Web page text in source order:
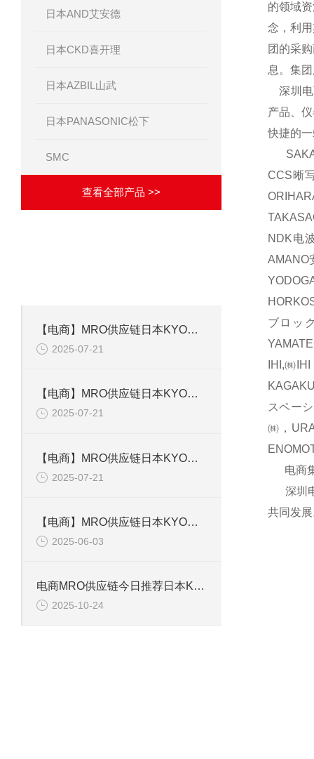
日本AND艾安德
日本CKD喜开理
日本AZBIL山武
日本PANASONIC松下
SMC
查看全部产品 >>
【电商】MRO供应链日本KYOWA共和 应变片 KFGS-1-350-C1-23L5M3R
2025-07-21
【电商】MRO供应链日本KYOWA共和 应变片 KFGS-1-120-D16-11L5M3S
2025-07-21
【电商】MRO供应链日本KYOWA共和 通用箔式应变片KFGS-2-350-D1-23
2025-07-21
【电商】MRO供应链日本KYOWA共和 小型通用显示器WGI-400A-00E
2025-06-03
电商MRO供应链今日推荐日本KYOWA共和电业应变片KFGS-1-120-D17-11 L3M2S
2025-10-24
的领域
念，利
团的采
息。集
深圳电
产品、
快捷的
CCS晰
NDK电
AMANO
ブロッ
IHI,㈱
スペー
㈱，
电商集
深圳电
共同发